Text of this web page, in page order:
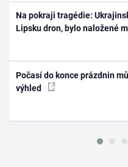
Na pokraji tragédie:
Lipsku dron, bylo naložené
Počasí do konce prázdnin
výhled